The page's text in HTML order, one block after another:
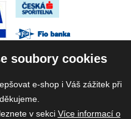
soubory cookies
e-shop i Váš zážitek při
v sekci Více informací o